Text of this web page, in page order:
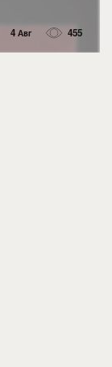
4 Авг 455